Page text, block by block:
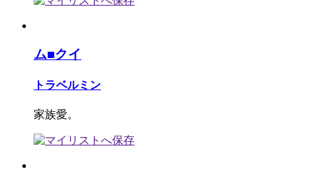
ム■クイ
トラベルミン
家族愛。